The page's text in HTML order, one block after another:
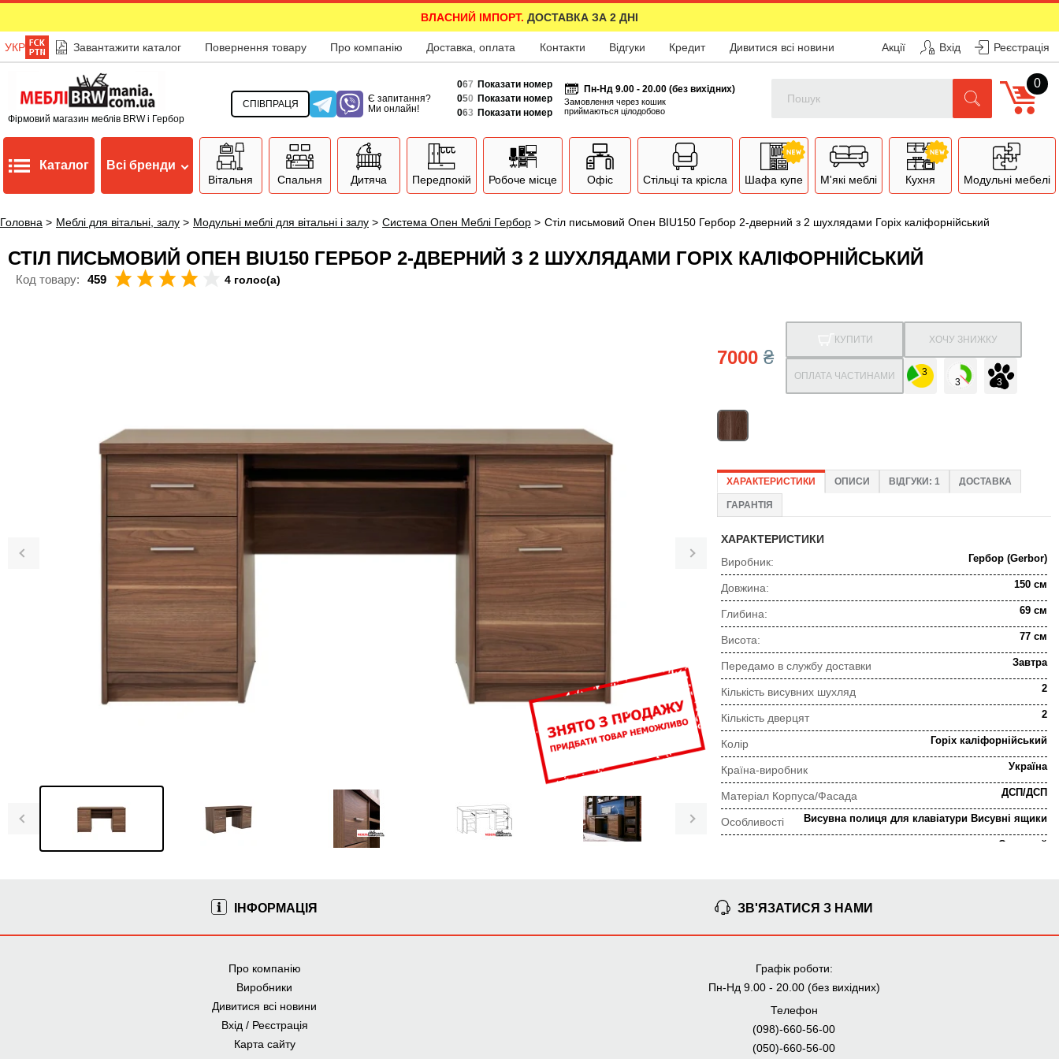
ВЛАСНИЙ ІМПОРТ. ДОСТАВКА ЗА 2 ДНІ
УКР Завантажити каталог Повернення товару Про компанію Доставка, оплата Контакти Відгуки Кредит Дивитися всі новини Акції Вхід Реєстрація
Фірмовий магазин меблів BRW і Гербор
СПІВПРАЦЯ
Є запитання?
Ми онлайн!
067 Показати номер
050 Показати номер
063 Показати номер
Пн-Нд 9.00 - 20.00 (без вихідних)
Замовлення через кошик
приймаються цілодобово
0
Каталог Всі бренди
Вітальня Спальня Дитяча Передпокій Робоче місце Офіс Стільці та крісла Шафа купе М'які меблі Кухня Модульні мебелі
Головна > Меблі для вітальні, залу > Модульні меблі для вітальні і залу > Система Опен Меблі Гербор > Стіл письмовий Опен BIU150 Гербор 2-дверний з 2 шухлядами Горіх каліфорнійський
СТІЛ ПИСЬМОВИЙ ОПЕН BIU150 ГЕРБОР 2-ДВЕРНИЙ З 2 ШУХЛЯДАМИ ГОРІХ КАЛІФОРНІЙСЬКИЙ
Код товару: 459 4 голос(а)
7000₴
КУПИТИ ХОЧУ ЗНИЖКУ
ОПЛАТА ЧАСТИНАМИ
ХАРАКТЕРИСТИКИ ОПИСИ ВІДГУКИ: 1 ДОСТАВКА
ГАРАНТІЯ
ХАРАКТЕРИСТИКИ
Виробник:
Гербор (Gerbor)
Довжина: 150 см
Глибина: 69 см
Висота: 77 см
Передамо в службу доставки Завтра
Кількість висувних шухляд 2
Кількість дверцят 2
Колір Горіх каліфорнійський
Країна-виробник Україна
Матеріал Корпуса/Фасада ДСП/ДСП
Особливості Висувна полиця для клавіатури Висувні ящики
Сучасний
Тип фурнітури
Попередня консультація
⇒
ІНФОРМАЦІЯ
Про компанію
Виробники
Дивитися всі новини
Вхід / Реєстрація
Карта сайту
ЗВ'ЯЗАТИСЯ З НАМИ
Графік роботи:
Пн-Нд 9.00 - 20.00 (без вихідних)
Телефон
(098)-660-56-00
(050)-660-56-00